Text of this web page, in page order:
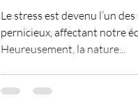
Le stress est devenu l’un
pernicieux, affectant notre
Heureusement, la nature...